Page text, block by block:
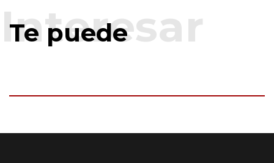
Te puede